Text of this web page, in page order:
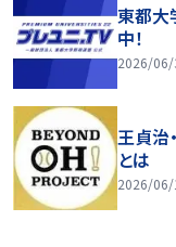
東都大
中！
2026/06/
王貞治
とは
2026/06/